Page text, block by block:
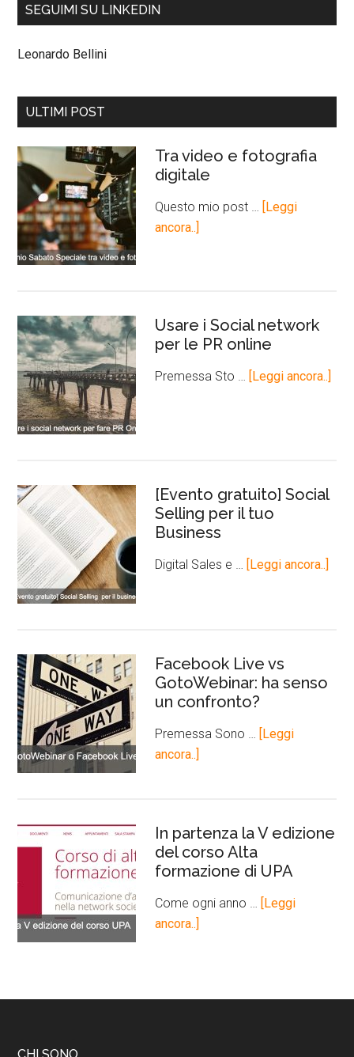
SEGUIMI SU LINKEDIN
Leonardo Bellini
ULTIMI POST
Tra video e fotografia
digitale
Questo mio post … [Leggi
ancora..]
Usare i Social network
per le PR online
Premessa Sto … [Leggi ancora..]
[Evento gratuito] Social
Selling per il tuo
Business
Digital Sales e … [Leggi ancora..]
Facebook Live vs
GotoWebinar: ha senso
un confronto?
Premessa Sono … [Leggi
ancora..]
In partenza la V edizione
del corso Alta
formazione di UPA
Come ogni anno … [Leggi
ancora..]
CHI SONO